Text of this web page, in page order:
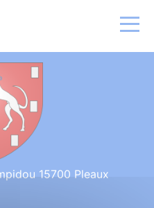
15700 Pleaux